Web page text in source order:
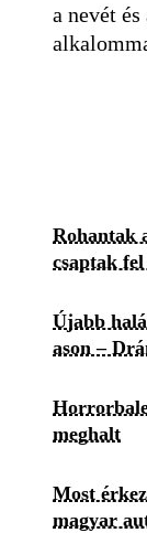
a nevét
Rohantak
csaptak
Újabb
ason –
meghalt
Most
magyar